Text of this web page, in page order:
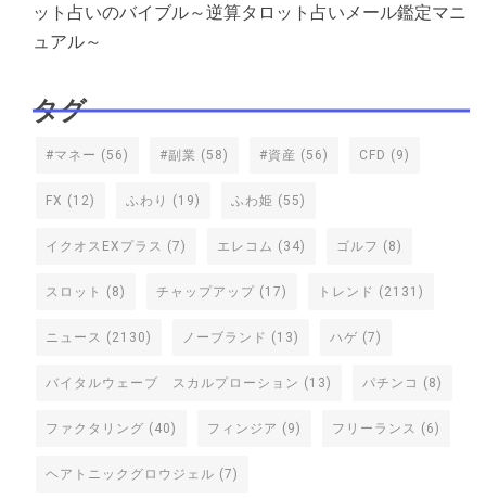
ット占いのバイブル～逆算タロット占いメール鑑定マニ
ュアル～
タグ
#マネー (56) #副業 (58) #資産 (56) CFD (9)
FX (12) ふわり (19) ふわ姫 (55)
イクオスEXプラス (7) エレコム (34) ゴルフ (8)
スロット (8) チャップアップ (17) トレンド (2131)
ニュース (2130) ノーブランド (13) ハゲ (7)
バイタルウェーブ スカルプローション (13) パチンコ (8)
ファクタリング (40) フィンジア (9) フリーランス (6)
ヘアトニックグロウジェル (7)